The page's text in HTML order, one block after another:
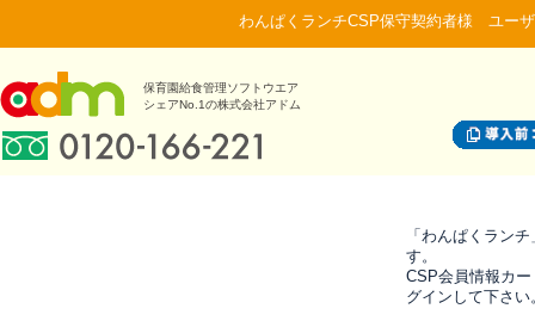
わんぱくランチCSP保守契約者様 ユー
保育園給食管理ソフトウエア
シェアNo.1の株式会社アドム
「わんぱくラン
す。
CSP会員情報カ
グインして下さい